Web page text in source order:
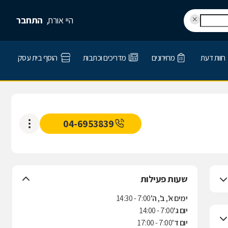
היי אורח, התחבר
חוות דעת מחירונים מדריכים וכתבות הוסף בית עסק
04-6953839
שעות פעילות
ימים א', ב', ה'7:00 - 14:30
יום ג'7:00 - 14:00
יום ד'7:00 - 17:00